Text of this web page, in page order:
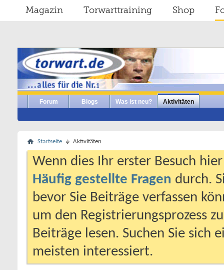
Magazin Torwarttraining Shop
Forum Blogs Was ist neu? Aktivitäten
Startseite Aktivitäten
Wenn dies Ihr erster Besuch
Häufig gestellte Fragen durch.
bevor Sie Beiträge verfassen
um den Registrierungsprozess
Beiträge lesen. Suchen Sie sich
meisten interessiert.